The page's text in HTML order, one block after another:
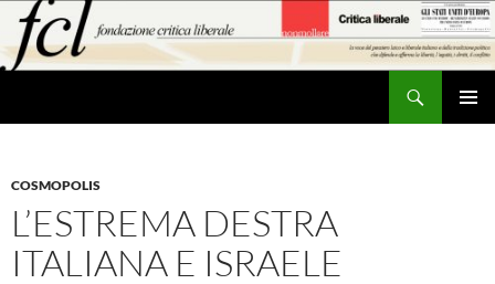
contenuto
COSMOPOLIS
L’ESTREMA DESTRA
ITALIANA E ISRAELE